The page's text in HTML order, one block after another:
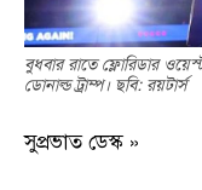
বুধবার রাতে ফ্লোরিডার
ডোনাল্ড ট্রাম্প। ছবি: রয়টার্স
সুপ্রভাত ডেস্ক »